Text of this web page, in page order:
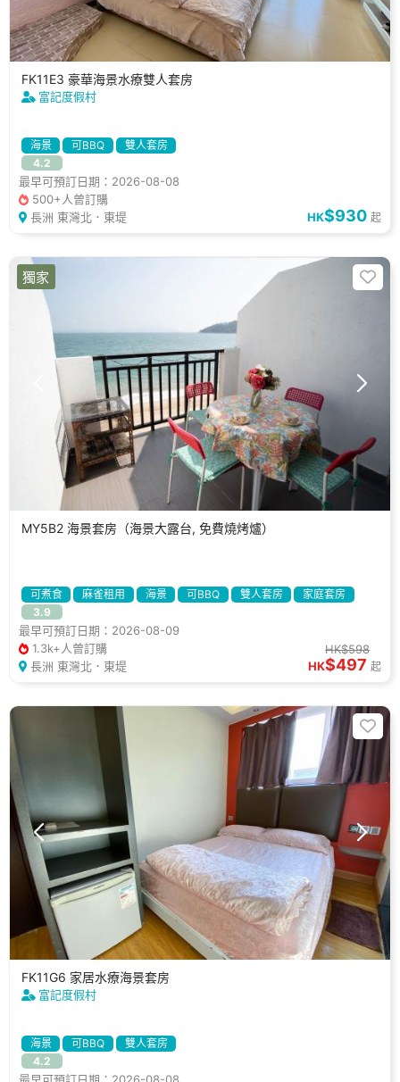
FK11E3 豪華海景水療雙人套房
富記度假村
海景 可BBQ
雙人套房
4.2
最早可預訂日期：2026-08-08
500+人曾訂購
長洲 東灣北．東堤
HK$930 起
MY5B2 海景套房（海景大露台, 免費燒烤爐）
可煮食 麻雀租用 海景 可BBQ 雙人套房
家庭套房
拍拖好去處
3.9
最早可預訂日期：2026-08-09
1.3k+人曾訂購
長洲 東灣北．東堤
HK$598
HK$497 起
獨家
FK11G6 家居水療海景套房
富記度假村
海景 可BBQ
雙人套房
4.2